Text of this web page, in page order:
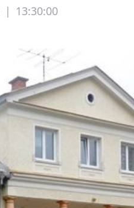
| 13:30:00